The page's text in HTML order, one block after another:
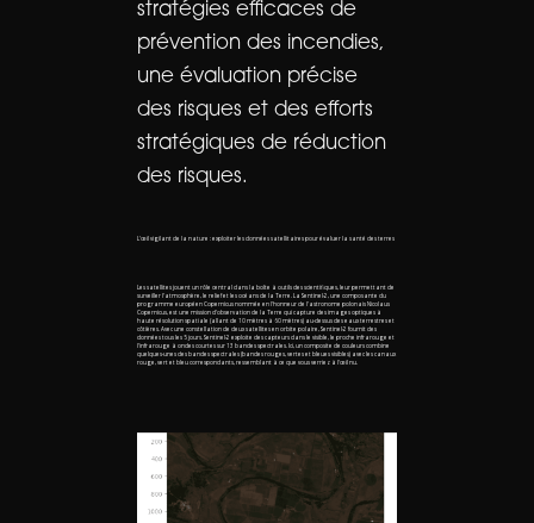
stratégies efficaces de
prévention des incendies,
une évaluation précise
des risques et des efforts
stratégiques de réduction
des risques.
L'œil vigilant de la nature : exploiter les données satellitaires pour évaluer la santé des terres
Les satellites jouent un rôle central dans la boîte à outils des scientifiques, leur permettant de
surveiller l'atmosphère, le relief et les océans de la Terre. La Sentinel-2, une composante du
programme européen Copernicus nommée en l'honneur de l'astronome polonais Nicolaus
Copernicus, est une mission d'observation de la Terre qui capture des images optiques à
haute résolution spatiale (allant de 10 mètres à 60 mètres) au-dessus des eaux terrestres et
côtières. Avec une constellation de deux satellites en orbite polaire, Sentinel-2 fournit des
données tous les 5 jours. Sentinel-2 exploite des capteurs dans le visible, le proche infrarouge et
l'infrarouge à ondes courtes sur 13 bandes spectrales. Ici, un composite de couleurs combine
quelques-unes des bandes spectrales (bandes rouges, vertes et bleues visibles) avec les canaux
rouge, vert et bleu correspondants, ressemblant à ce que vous verriez à l'œil nu.